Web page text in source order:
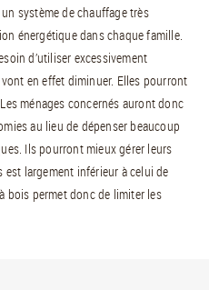
système de chauffage très
énergétique dans chaque famille.
d’utiliser excessivement
en effet diminuer. Elles pourront
ménages concernés auront donc
au lieu de dépenser beaucoup
Ils pourront mieux gérer leurs
largement inférieur à celui de
bois permet donc de limiter les